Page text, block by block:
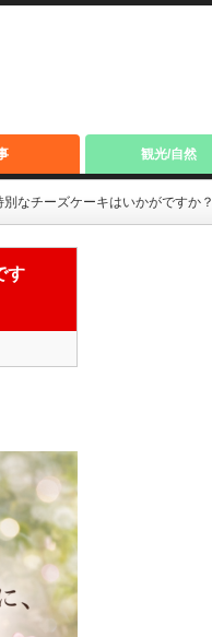
観光/自然
なチーズケーキはいかがですか？
す